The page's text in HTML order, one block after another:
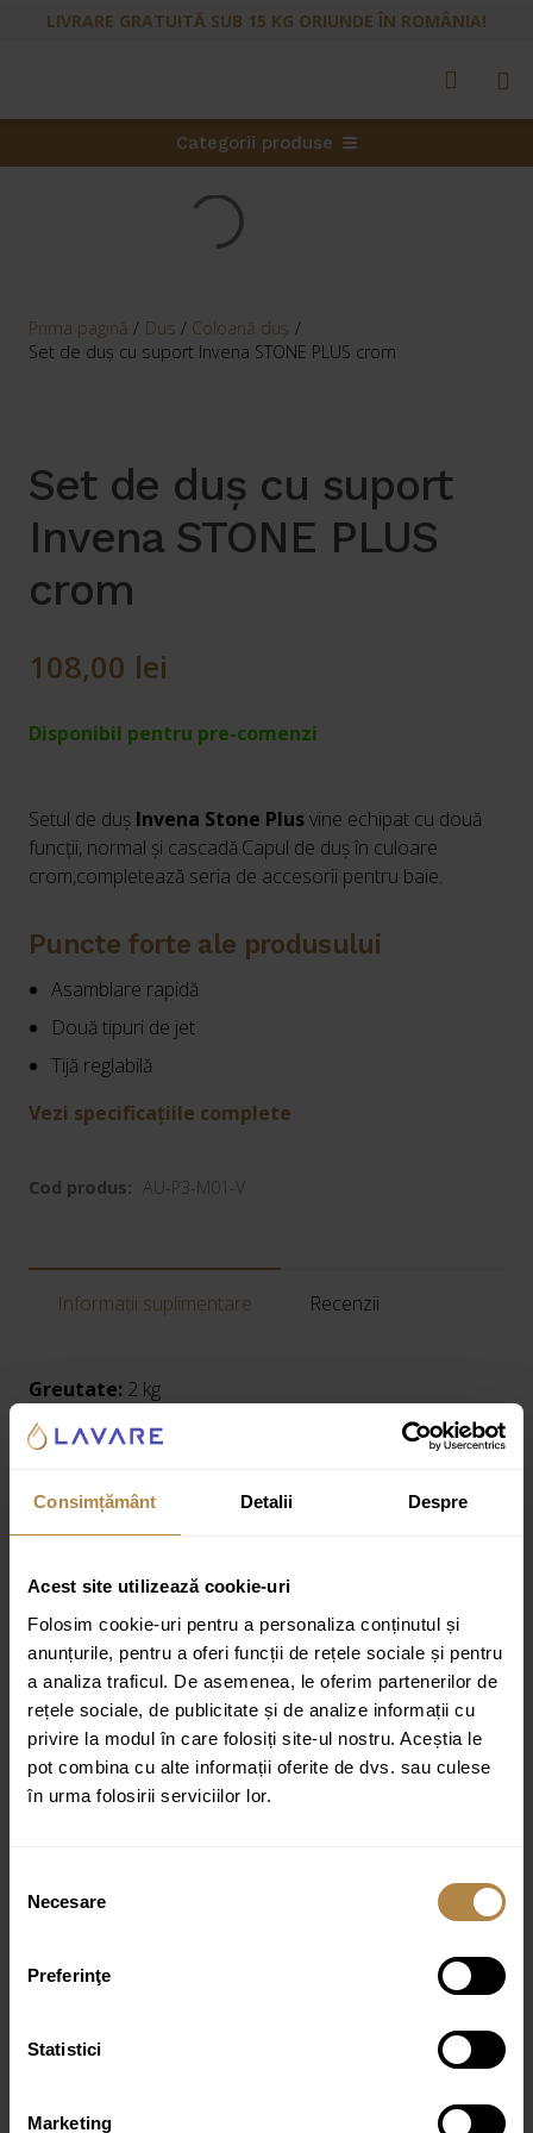
Consimțământ Detalii Despre
Acest site utilizează cookie-uri
Folosim cookie-uri pentru a personaliza conținutul și
anunțurile, pentru a oferi funcții de rețele sociale și pentru
a analiza traficul. De asemenea, le oferim partenerilor de
rețele sociale, de publicitate și de analize informații cu
privire la modul în care folosiți site-ul nostru. Aceștia le
pot combina cu alte informații oferite de dvs. sau culese
în urma folosirii serviciilor lor.
consimțământului
Necesare
Preferinţe
Statistici
Marketing
LIVRARE GRATUITĂ SUB 15 KG ORIUNDE ÎN ROMÂNIA!
Categorii produse
Prima pagină / Dus / Coloană duş /
Set de duș cu suport Invena STONE PLUS crom
Set de duș cu suport
Invena STONE PLUS
crom
108,00 lei
Disponibil pentru pre-comenzi
Setul de duș Invena Stone Plusvine echipat cu două
funcții, normal și cascadă.Capul de duș în culoare
crom,completează seria de accesorii pentru baie.
Puncte forte ale produsului
Asamblare rapidă
Două tipuri de jet
Tijă reglabilă
Vezi specificațiile complete
Cod produs: AU-P3-M01-V
Informații suplimentare Recenzii
Greutate: 2 kg
Dimensiuni:
Finisare : Lucios
Număr de funcții : 2
Formă cap de duș : circular
Asamblare rapidă
Culoare:Crom
Produse similare
Cadita dus dreptunghiulara Omnires Camden alb
Coloana de dus cu baterie de dus inclusa Invena